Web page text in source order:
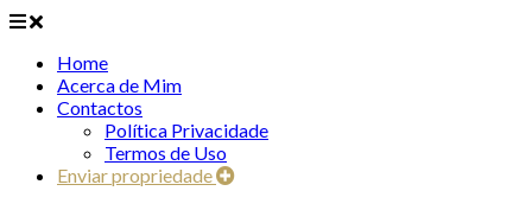
Home
Acerca de Mim
Contactos
Política Privacidade
Termos de Uso
Enviar propriedade